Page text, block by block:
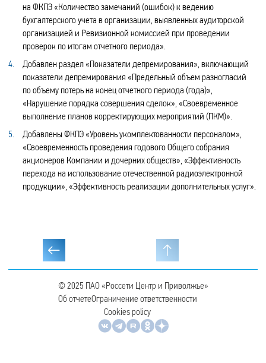
на ФКПЭ «Количество замечаний (ошибок) к ведению
бухгалтерского учета в организации, выявленных аудиторской
организацией и Ревизионной комиссией при проведении
проверок по итогам отчетного периода».
Добавлен раздел «Показатели депремирования», включающий
показатели депремирования «Предельный объем разногласий
по объему потерь на конец отчетного периода (года)»,
«Нарушение порядка совершения сделок», «Своевременное
выполнение планов корректирующих мероприятий (ПКМ)».
Добавлены ФКПЭ «Уровень укомплектованности персоналом»,
«Своевременность проведения годового Общего собрания
акционеров Компании и дочерних обществ», «Эффективность
перехода на использование отечественной радиоэлектронной
продукции», «Эффективность реализации дополнительных услуг».
© 2025 ПАО «Россети Центр и Приволжье»
Об отчетеОграничение ответственности
Cookies policy